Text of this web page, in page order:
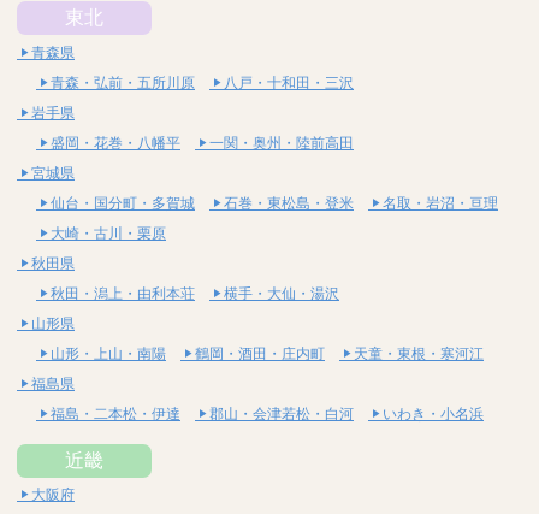
東北
青森県
青森・弘前・五所川原
八戸・十和田・三沢
岩手県
盛岡・花巻・八幡平
一関・奥州・陸前高田
宮城県
仙台・国分町・多賀城
石巻・東松島・登米
名取・岩沼・亘理
大崎・古川・栗原
秋田県
秋田・潟上・由利本荘
横手・大仙・湯沢
山形県
山形・上山・南陽
鶴岡・酒田・庄内町
天童・東根・寒河江
福島県
福島・二本松・伊達
郡山・会津若松・白河 いわき・小名浜
近畿
大阪府